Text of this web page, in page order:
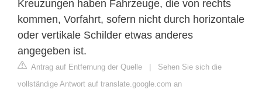
Kreuzungen haben Fahrzeuge, die von rechts
kommen, Vorfahrt, sofern nicht durch horizontale
oder vertikale Schilder etwas anderes
angegeben ist.
Antrag auf Entfernung der Quelle | Sehen Sie sich die
vollständige Antwort auf translate.google.com an